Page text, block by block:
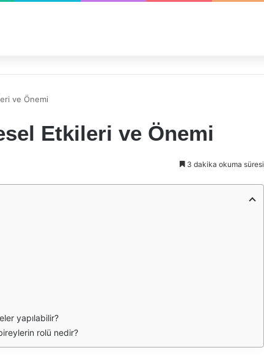
ve Önemi
Etkileri ve Önemi
3 dakika okuma süresi
yapılabilir?
rolü nedir?